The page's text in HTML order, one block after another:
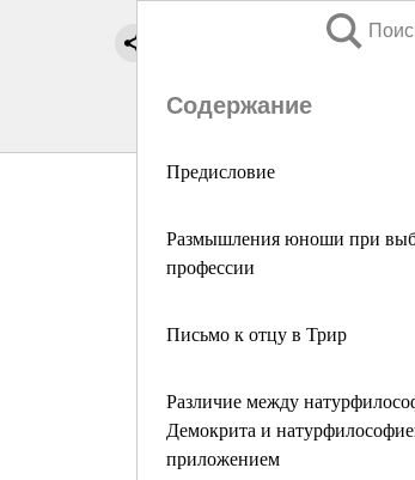
Содержание
Предисловие
Размышления юноши при
профессии
Письмо к отцу в Трир
Различие между
Демокрита и
приложением